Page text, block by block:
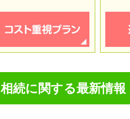
相続に関する最新情報